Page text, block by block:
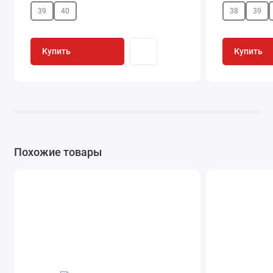
39 40
Купить
38 39
Купить
Похожие товары